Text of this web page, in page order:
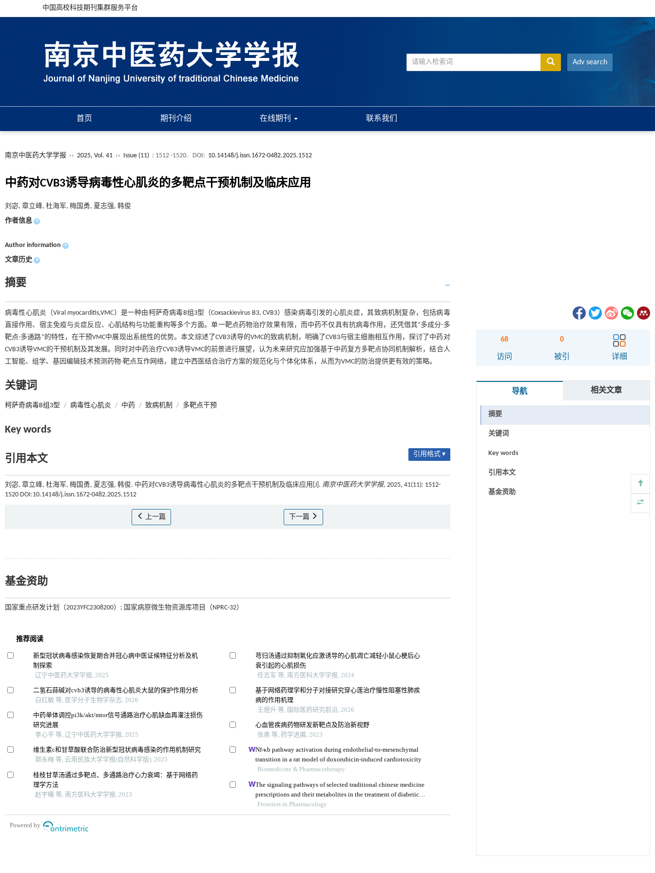
中国高校科技期刊集群服务平台
Adv search
首页 期刊介绍 在线期刊 联系我们
南京中医药大学学报 ›› 2025, Vol. 41 ›› Issue (11) : 1512 -1520. DOI: 10.14148/j.issn.1672-0482.2025.1512
中药对CVB3诱导病毒性心肌炎的多靶点干预机制及临床应用
刘宓, 章立峰, 杜海军, 梅国勇, 夏志强, 韩俊
作者信息 +
Author information +
文章历史 +
摘要
病毒性心肌炎（Viral myocarditis,VMC）是一种由柯萨奇病毒B组3型（Coxsackievirus B3, CVB3）感染病毒引发的心肌炎症，其致病机制复杂，包括病毒
直接作用、宿主免疫与炎症反应、心肌结构与功能重构等多个方面。单一靶点药物治疗效果有限，而中药不仅具有抗病毒作用，还凭借其“多成分-多
靶点-多通路”的特性，在干预VMC中展现出系统性的优势。本文综述了CVB3诱导的VMC的致病机制，明确了CVB3与宿主细胞相互作用，探讨了中药对
CVB3诱导VMC的干预机制及其发展。同时对中药治疗CVB3诱导VMC的前景进行展望，认为未来研究应加强基于中药复方多靶点协同机制解析，结合人
工智能、组学、基因编辑技术预测药物-靶点互作网络，建立中西医结合治疗方案的规范化与个体化体系，从而为VMC的防治提供更有效的策略。
关键词
柯萨奇病毒B组3型 / 病毒性心肌炎 / 中药 / 致病机制 / 多靶点干预
Key words
引用本文 引用格式 ▾
刘宓, 章立峰, 杜海军, 梅国勇, 夏志强, 韩俊. 中药对CVB3诱导病毒性心肌炎的多靶点干预机制及临床应用[J]. 南京中医药大学学报, 2025, 41(11): 1512-
1520 DOI:10.14148/j.issn.1672-0482.2025.1512
上一篇 下一篇
基金资助
国家重点研发计划（2023YFC2308200）; 国家病原微生物资源库项目（NPRC-32）
68
访问
0
被引 详细
导航 相关文章
摘要
关键词
Key words
引用本文
基金资助